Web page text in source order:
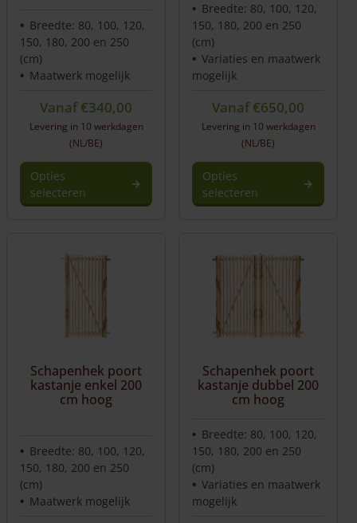
Breedte: 80, 100, 120,
150, 180, 200 en 250
(cm)
Maatwerk mogelijk
Vanaf€340,00
Levering in 10 werkdagen
(NL/BE)
Opties
selecteren
meerdere
worden
op
Breedte: 80, 100, 120,
150, 180, 200 en 250
(cm)
Variaties en maatwerk
mogelijk
Vanaf€650,00
Levering in 10 werkdagen
(NL/BE)
Opties
selecteren
Schapenhek poort
kastanje enkel 200
cm hoog
Breedte: 80, 100, 120,
150, 180, 200 en 250
(cm)
Maatwerk mogelijk
Schapenhek poort
kastanje dubbel 200
cm hoog
Breedte: 80, 100, 120,
150, 180, 200 en 250
(cm)
Variaties en maatwerk
mogelijk